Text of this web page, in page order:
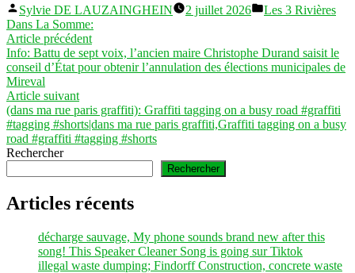
Publié
par
Sylvie DE LAUZAINGHEIN 2 juillet 2026
Publié
Les 3 Rivières
Dans La Somme:
Navigation
de
l’article
Article précédentArticle
précédent :
Info: Battu de sept voix, l’ancien maire Christophe Durand saisit le
conseil d’État pour obtenir l’annulation des élections municipales de
Mireval
Article suivantArticle
suivant :
(dans ma rue paris graffiti): Graffiti tagging on a busy road #graffiti
#tagging #shorts|dans ma rue paris graffiti,Graffiti tagging on a busy
road #graffiti #tagging #shorts
Rechercher
Rechercher
Articles récents
décharge sauvage, My phone sounds brand new after this
song! This Speaker Cleaner Song is going sur Tiktok
illegal waste dumping; Findorff Construction, concrete waste